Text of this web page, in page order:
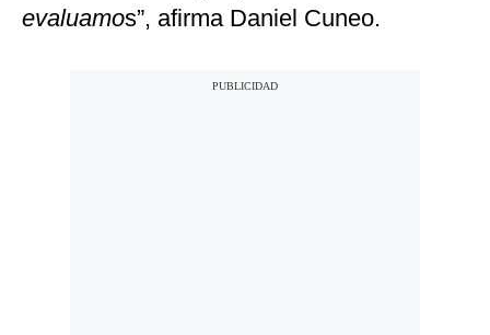
evaluamos”, afirma Daniel Cuneo.